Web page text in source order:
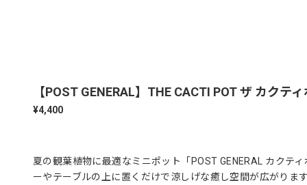
【POST GENERAL】THE CACTI POT ザ カクテ
¥4,400
夏の観葉植物に最適なミニポット「POST GENERAL カクテ
ーやテーブルの上に置くだけで涼しげな癒し空間が広がりま